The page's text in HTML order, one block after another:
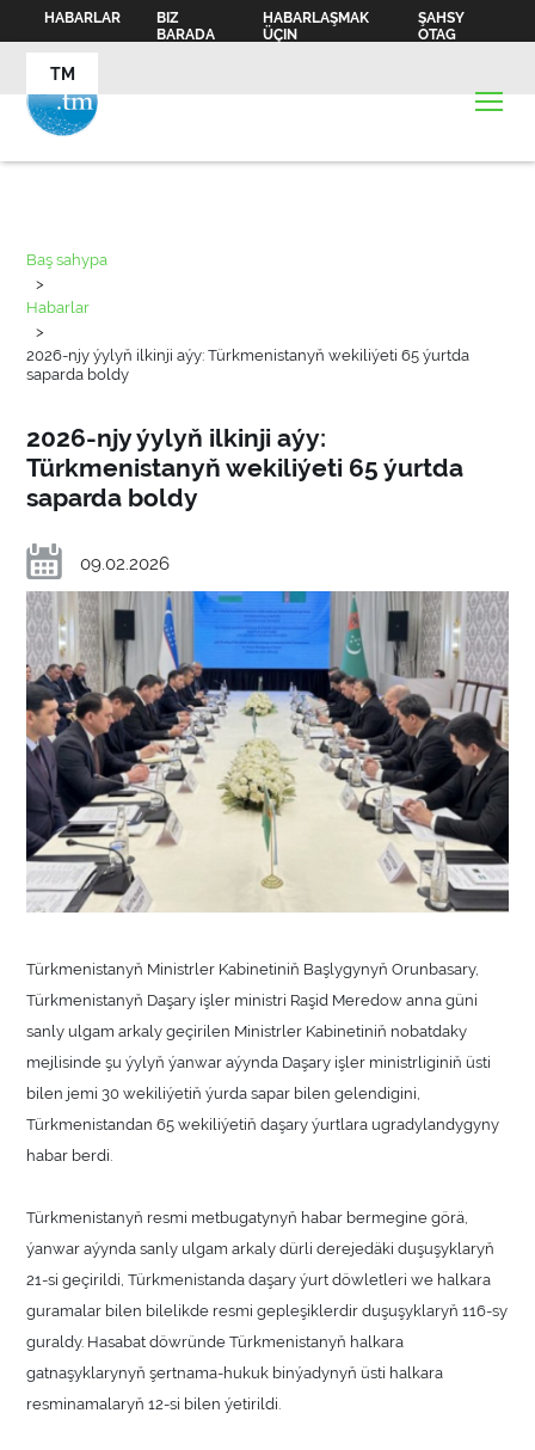
HABARLAR
BIZ
BARADA
HABARLAŞMAK
ÜÇIN
ŞAHSY
OTAG
TM
Baş sahypa
>
Habarlar
>
2026-njy ýylyň ilkinji aýy: Türkmenistanyň wekiliýeti 65 ýurtda
saparda boldy
2026-njy ýylyň ilkinji aýy:
Türkmenistanyň wekiliýeti 65 ýurtda
saparda boldy
09.02.2026
Türkmenistanyň Ministrler Kabinetiniň Başlygynyň Orunbasary,
Türkmenistanyň Daşary işler ministri Raşid Meredow anna güni
sanly ulgam arkaly geçirilen Ministrler Kabinetiniň nobatdaky
mejlisinde şu ýylyň ýanwar aýynda Daşary işler ministrliginiň üsti
bilen jemi 30 wekiliýetiň ýurda sapar bilen gelendigini,
Türkmenistandan 65 wekiliýetiň daşary ýurtlara ugradylandygyny
habar berdi.
Türkmenistanyň resmi metbugatynyň habar bermegine görä,
ýanwar aýynda sanly ulgam arkaly dürli derejedäki duşuşyklaryň
21-si geçirildi, Türkmenistanda daşary ýurt döwletleri we halkara
guramalar bilen bilelikde resmi gepleşiklerdir duşuşyklaryň 116-sy
guraldy. Hasabat döwründe Türkmenistanyň halkara
gatnaşyklarynyň şertnama-hukuk binýadynyň üsti halkara
resminamalaryň 12-si bilen ýetirildi.